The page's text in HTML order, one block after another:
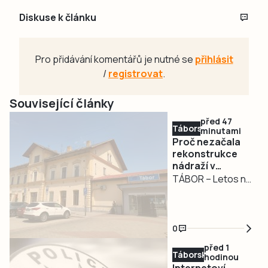
Diskuse k článku
Pro přidávání komentářů je nutné se přihlásit
/registrovat.
Související články
Táborsko
před 47
minutami
Proč nezačala
rekonstrukce
nádraží v
Táboře?
TÁBOR – Letos na
informovala o
červnovém startu
rekonstrukce
nádražní budovy
0
Táborsko
před 1
hodinou